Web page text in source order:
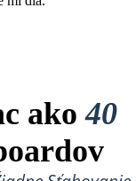
ako40